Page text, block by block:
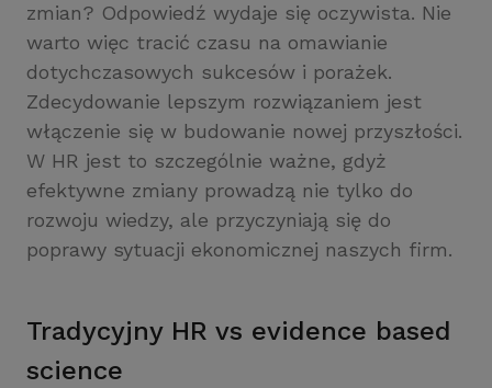
zmian? Odpowiedź wydaje się oczywista. Nie
warto więc tracić czasu na omawianie
dotychczasowych sukcesów i porażek.
Zdecydowanie lepszym rozwiązaniem jest
włączenie się w budowanie nowej przyszłości.
W HR jest to szczególnie ważne, gdyż
efektywne zmiany prowadzą nie tylko do
rozwoju wiedzy, ale przyczyniają się do
poprawy sytuacji ekonomicznej naszych firm.
Tradycyjny HR vs evidence based
science